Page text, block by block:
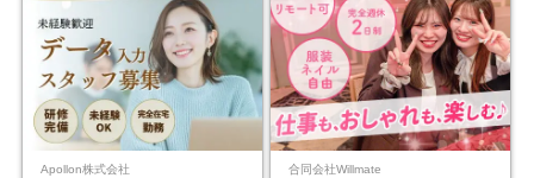
Apollon株式会社 合同会社Willmate